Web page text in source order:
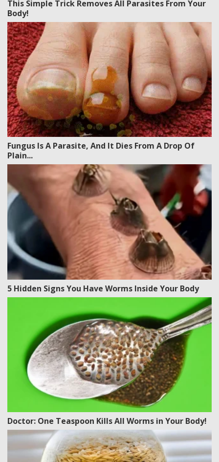
This Simple Trick Removes All Parasites From Your
Body!
Fungus Is A Parasite, And It Dies From A Drop Of
Plain...
5 Hidden Signs You Have Worms Inside Your Body
Doctor: One Teaspoon Kills All Worms in Your Body!